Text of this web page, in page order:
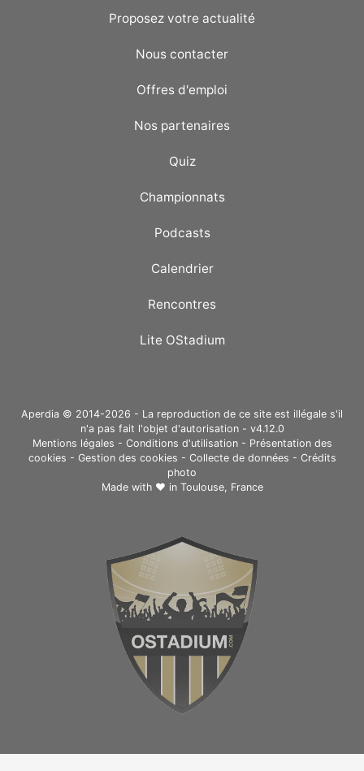
Proposez votre actualité
Nous contacter
Offres d'emploi
Nos partenaires
Quiz
Championnats
Podcasts
Calendrier
Rencontres
Lite OStadium
Aperdia © 2014-2026 - La reproduction de ce site est illégale s'il
n'a pas fait l'objet d'autorisation - v4.12.0
Mentions légales - Conditions d'utilisation- Présentation des
cookies - Gestion des cookies - Collecte de données - Crédits
photo
Made with ❤ in Toulouse, France